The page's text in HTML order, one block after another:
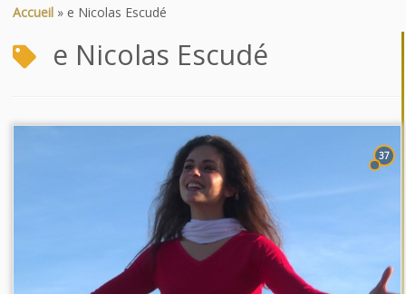
auAccueil » e Nicolas Escudé
e Nicolas Escudé
37